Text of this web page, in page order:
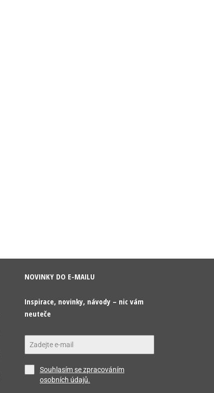
NOVINKY DO E-MAILU
Inspirace, novinky, návody – nic vám
neuteče
Souhlasím se zpracováním
osobních údajů.